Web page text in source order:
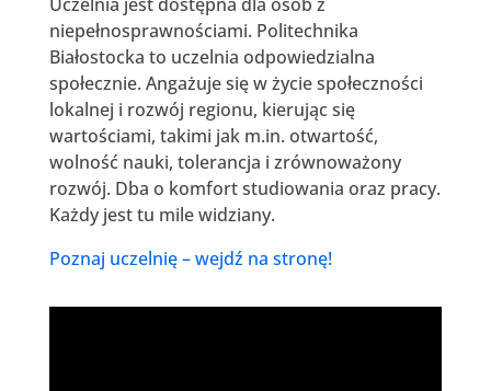
niepełnosprawnościami. Politechnika
Białostocka to uczelnia odpowiedzialna
społecznie. Angażuje się w życie społeczności
lokalnej i rozwój regionu, kierując się
wartościami, takimi jak m.in. otwartość,
wolność nauki, tolerancja i zrównoważony
rozwój. Dba o komfort studiowania oraz pracy.
Każdy jest tu mile widziany.
Poznaj uczelnię – wejdź na stronę!